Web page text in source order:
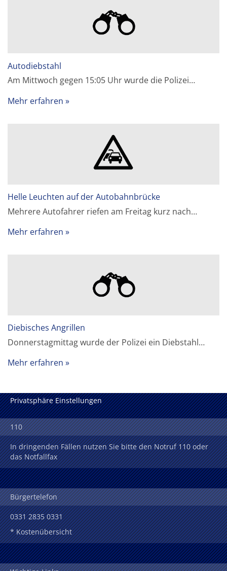
Autodiebstahl
Am Mittwoch gegen 15:05 Uhr wurde die Polizei…
Mehr erfahren
Helle Leuchten auf der Autobahnbrücke
Mehrere Autofahrer riefen am Freitag kurz nach…
Mehr erfahren
Diebisches Angrillen
Donnerstagmittag wurde der Polizei ein Diebstahl…
Mehr erfahren
Privatsphäre Einstellungen
110
In dringenden Fällen nutzen Sie bitte den Notruf 110 oder
das Notfallfax
Bürgertelefon
0331 2835 0331
* Kostenübersicht